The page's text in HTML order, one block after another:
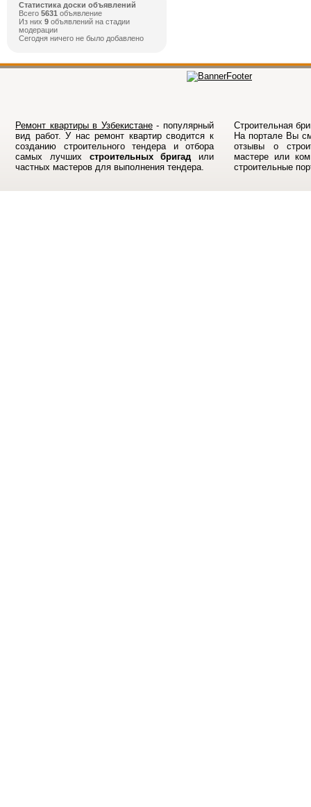
Статистика доски объявлений
Всего 5631 объявление
Из них 9 объявлений на стадии
модерации
Сегодня ничего не было добавлено
Ремонт квартиры в Узбекистане- популярный
вид работ. У нас ремонт квартир сводится к
созданию строительного тендера и отбора
самых лучших строительных бригад или
частных мастеров для выполнения тендера.
Строительная
На порталe Вы
отзывы о
мастере или
строительные